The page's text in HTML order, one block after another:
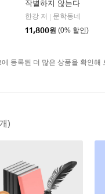
작별하지 않는다
한강 저
문학동네
11,800원 (0% 할인)
등록된 더 많은 상품을 확인해
)